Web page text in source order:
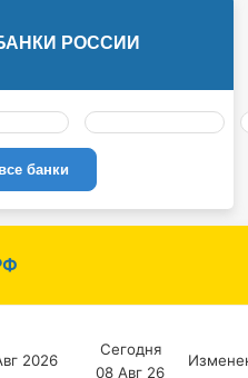
РОССИИ
банки
2026
Сегодня
08 Авг 26